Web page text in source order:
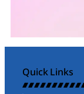
Quick Links